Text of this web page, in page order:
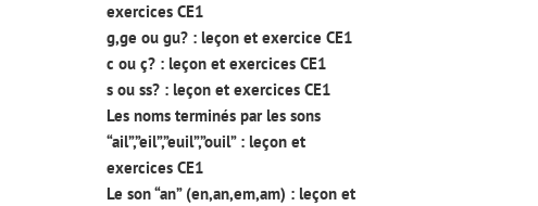
exercices CE1
g,ge ou gu? : leçon et exercice CE1
c ou ç? : leçon et exercices CE1
s ou ss? : leçon et exercices CE1
Les noms terminés par les sons
“ail”,”eil”,”euil”,”ouil” : leçon et
exercices CE1
Le son “an” (en,an,em,am) : leçon et